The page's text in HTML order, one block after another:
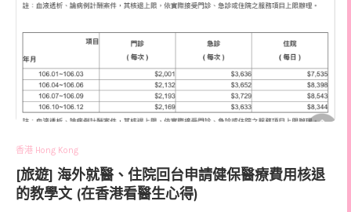
香港 Hong Kong
[旅遊] 海外就醫、住院回台申請健保醫療費用核退
的教學文 (在香港看醫生心得)